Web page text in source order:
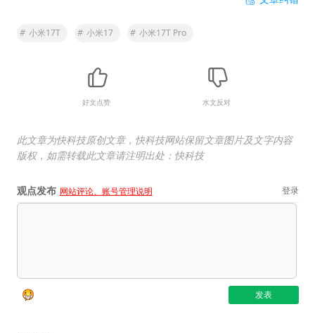
# 小米17T # 小米17 # 小米17T Pro
好文点赞 水文反对
此文章为快科技原创文章，快科技网站保留文章图片及文字内容
版权，如需转载此文章请注明出处：快科技
观点发布 网站评论、账号管理说明 登录